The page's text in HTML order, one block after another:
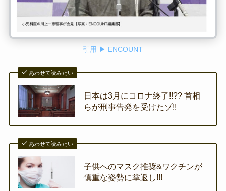
引用 ▶ ENCOUNT
あわせて読みたい
日本は3月にコロナ終了!!?? 首相
らが刑事告発を受けたゾ!!
あわせて読みたい
子供へのマスク推奨&ワクチンが
慎重な姿勢に掌返し!!!